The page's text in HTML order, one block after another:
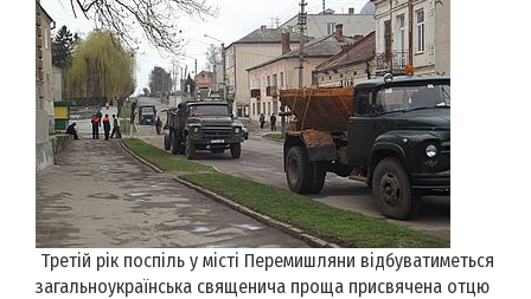
Третій рік поспіль у місті Перемишляни відбуватиметься
загальноукраїнська священича проща присвячена отцю